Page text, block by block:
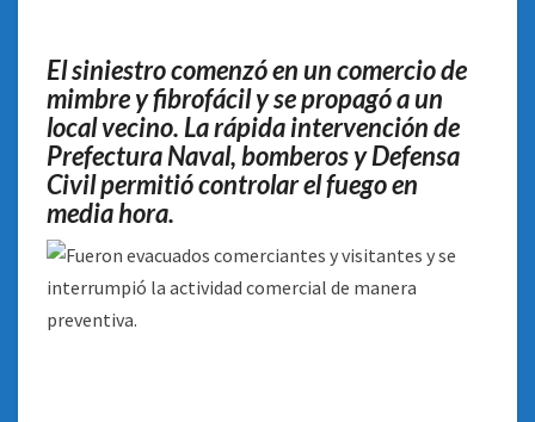
El siniestro comenzó en un comercio de
mimbre y fibrofácil y se propagó a un
local vecino. La rápida intervención de
Prefectura Naval, bomberos y Defensa
Civil permitió controlar el fuego en
media hora.